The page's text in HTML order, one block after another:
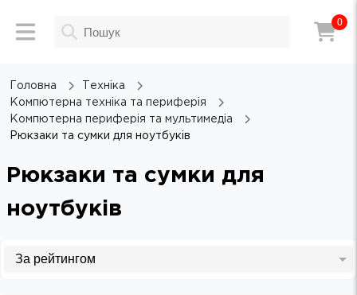
0
Головна
Техніка
Компютерна техніка та периферія
Компютерна периферія та мультимедіа
Рюкзаки та сумки для ноутбуків
Рюкзаки та сумки для
ноутбуків